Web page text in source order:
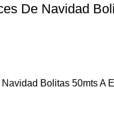
De Navidad
Bolitas 50mts A